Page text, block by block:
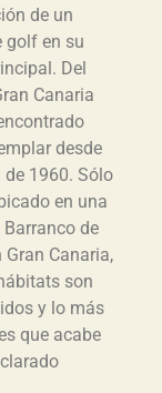
de un
golf en su
Del
Canaria
desde
de 1960. Sólo
en una
de
Gran Canaria,
son
y lo más
que acabe